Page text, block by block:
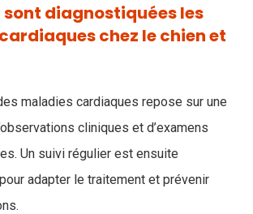
diagnostiquées les
chez le chien et
maladies cardiaques repose sur une
cliniques et d’examens
Un suivi régulier est ensuite
adapter le traitement et prévenir